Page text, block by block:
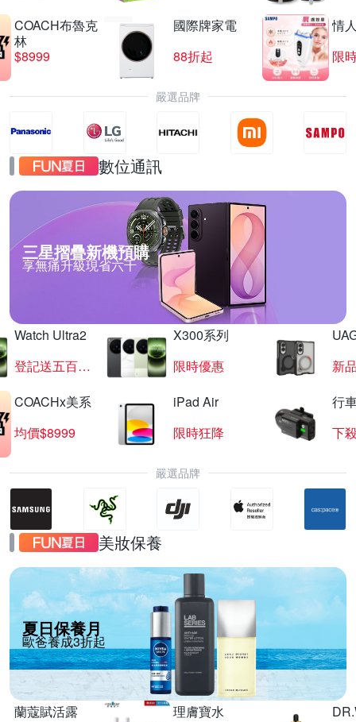
COACH布魯克
林
$8999
國際牌家電
88折起
情
限
嚴選品牌
數位通訊
三星摺疊新機預購
享無痛升級現省六千
Watch Ultra2
登記送五百超贈點
X300系列
限時優惠
新
COACHx美系
均價$8999
iPad Air
限時狂降
行
下
嚴選品牌
美妝保養
夏日保養月
歐爸養成3折起
蘭蔻賦活露
理膚寶水